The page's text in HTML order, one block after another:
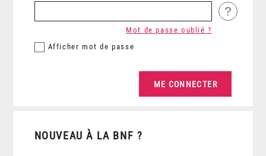
?
Afficher mot de passe
Mot de passe oublié ?
NOUVEAU À LA BNF ?